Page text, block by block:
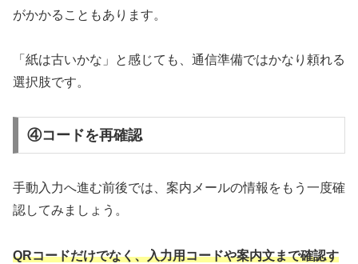
がかかることもあります。
「紙は古いかな」と感じても、通信準備ではかなり頼れる
選択肢です。
④コードを再確認
手動入力へ進む前後では、案内メールの情報をもう一度確
認してみましょう。
QRコードだけでなく、入力用コードや案内文まで確認す